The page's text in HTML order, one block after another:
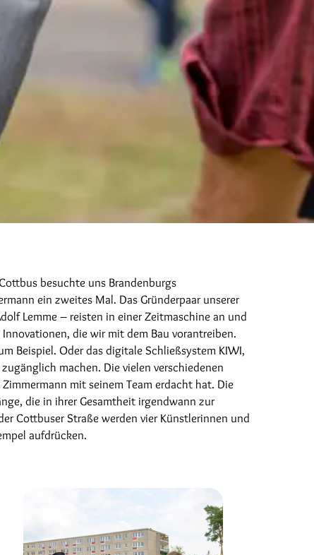
besuchte uns Brandenburgs
ein zweites Mal. Das Gründerpaar unserer
Lemme – reisten in einer Zeitmaschine an und
die wir mit dem Bau vorantreiben.
Beispiel. Oder das digitale Schließsystem KIWI,
machen. Die vielen verschiedenen
mit seinem Team erdacht hat. Die
die in ihrer Gesamtheit irgendwann zur
Cottbuser Straße werden vier Künstlerinnen und
aufdrücken.